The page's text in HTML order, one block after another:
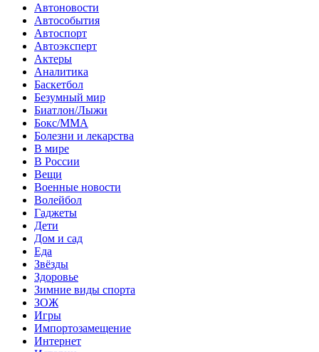
Автоновости
Автособытия
Автоспорт
Автоэксперт
Актеры
Аналитика
Баскетбол
Безумный мир
Биатлон/Лыжи
Бокс/MMA
Болезни и лекарства
В мире
В России
Вещи
Военные новости
Волейбол
Гаджеты
Дети
Дом и сад
Еда
Звёзды
Здоровье
Зимние виды спорта
ЗОЖ
Игры
Импортозамещение
Интернет